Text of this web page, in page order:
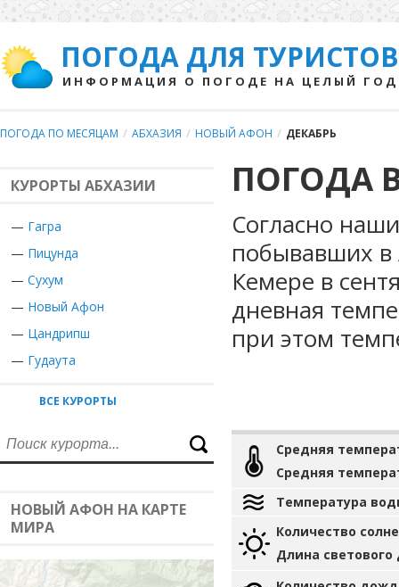
ПОГОДА ДЛЯ ТУРИСТОВ
ИНФОРМАЦИЯ О ПОГОДЕ НА ЦЕЛЫЙ ГОД
ПОГОДА ПО МЕСЯЦАМ / АБХАЗИЯ / НОВЫЙ АФОН / ДЕКАБРЬ
КУРОРТЫ АБХАЗИИ
— Гагра
— Пицунда
— Сухум
— Новый Афон
— Цандрипш
— Гудаута
ВСЕ КУРОРТЫ
НОВЫЙ АФОН НА КАРТЕ
МИРА
ПОГОДА
Согласно
побывавших в
Кемере в
дневная
при этом
Средняя
Средняя
Температура
Количество
Длина светового